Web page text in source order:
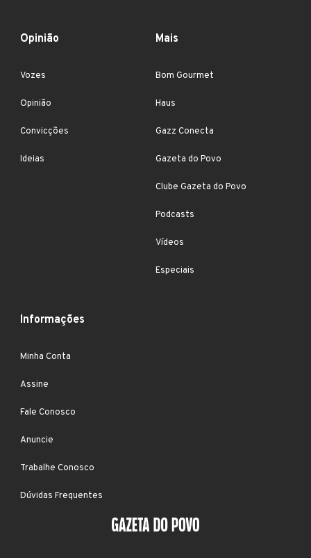
Opinião
Vozes
Opinião
Convicções
Ideias
Mais
Bom Gourmet
Haus
Gazz Conecta
Gazeta do Povo
Clube Gazeta do Povo
Podcasts
Vídeos
Especiais
Informações
Minha Conta
Assine
Fale Conosco
Anuncie
Trabalhe Conosco
Dúvidas Frequentes